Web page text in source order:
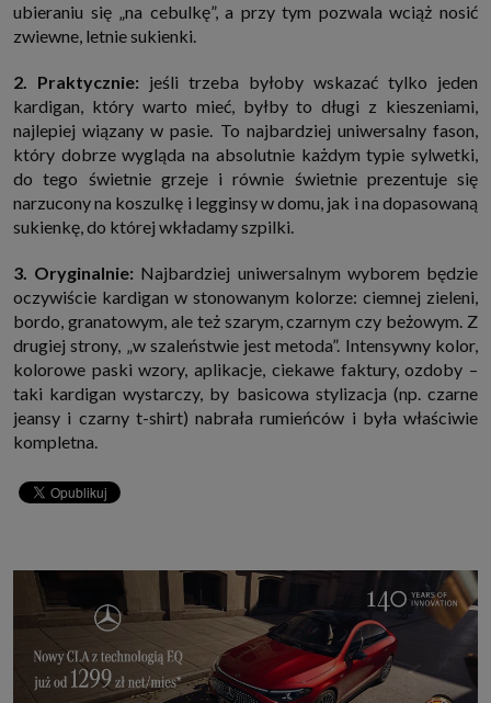
Przysługują Ci następujące uprawnienia wobec Twoich danych i ich
przetwarzania przez nas, inne podmioty z Grupy SAGIER i Zaufanych
1. Jeśli udzieliłeś zgody na przetwarzanie danych możesz ją w każdej
chwili wycofać (cofnięcie zgody oczywiście nie uchyli zgodności z prawem
przetwarzania już dokonanego na jej podstawie);
2. Masz również prawo żądania dostępu do Twoich danych osobowych, ich
sprostowania, usunięcia lub ograniczenia przetwarzania, prawo do
przeniesienia danych, wyrażenia sprzeciwu wobec przetwarzania danych
oraz prawo do wniesienia skargi do organu nadzorczego, którym w Polsce
jest Prezes Urzędu Ochrony Danych Osobowych.Pod tym adresem
znajdziesz dodatkowe informacje dotyczące przetwarzania danych i
ubieraniu się „na cebulkę”, a przy tym pozwala wciąż nosić
zwiewne, letnie sukienki.
2. Praktycznie: jeśli trzeba byłoby wskazać tylko jeden
kardigan, który warto mieć, byłby to długi z kieszeniami,
najlepiej wiązany w pasie. To najbardziej uniwersalny fason,
który dobrze wygląda na absolutnie każdym typie sylwetki,
do tego świetnie grzeje i równie świetnie prezentuje się
narzucony na koszulkę i legginsy w domu, jak i na dopasowaną
sukienkę, do której wkładamy szpilki.
3. Oryginalnie: Najbardziej uniwersalnym wyborem będzie
oczywiście kardigan w stonowanym kolorze: ciemnej zieleni,
bordo, granatowym, ale też szarym, czarnym czy beżowym. Z
drugiej strony, „w szaleństwie jest metoda”. Intensywny kolor,
kolorowe paski wzory, aplikacje, ciekawe faktury, ozdoby –
taki kardigan wystarczy, by basicowa stylizacja (np. czarne
jeansy i czarny t-shirt) nabrała rumieńców i była właściwie
kompletna.